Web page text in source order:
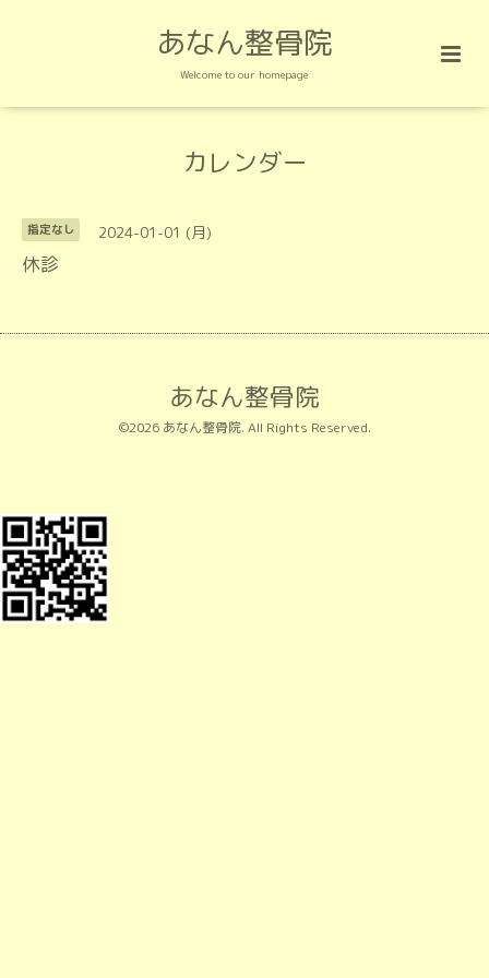
あなん整骨院
Welcome to our homepage
カレンダー
指定なし 2024-01-01 (月)
休診
あなん整骨院
©2026 あなん整骨院. All Rights Reserved.